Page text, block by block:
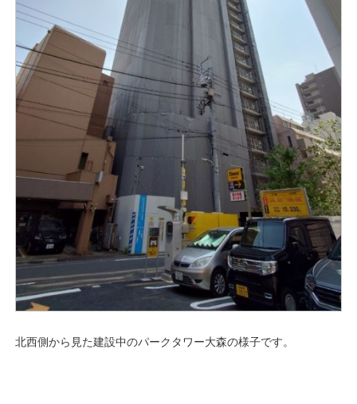
北西側から見た建設中のパークタワー大森の様子です。